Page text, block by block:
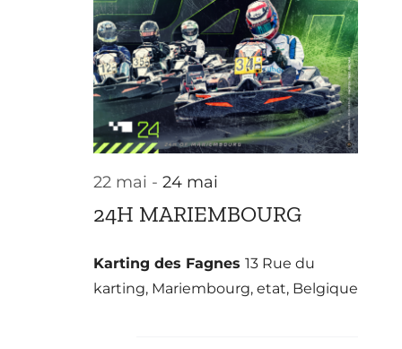
22 mai - 24 mai
24H MARIEMBOURG
Karting des Fagnes 13 Rue du
karting, Mariembourg, etat, Belgique